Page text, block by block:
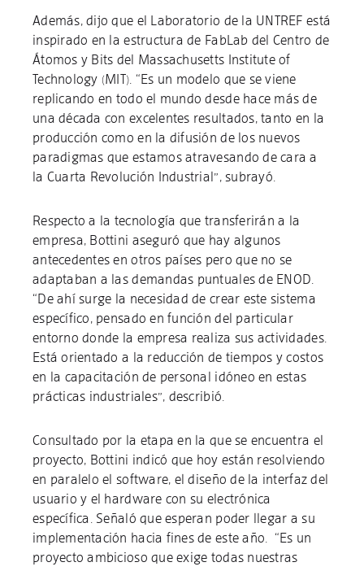
Además, dijo que el Laboratorio de la UNTREF está
inspirado en la estructura de FabLab del Centro de
Átomos y Bits del Massachusetts Institute of
Technology (MIT). “Es un modelo que se viene
replicando en todo el mundo desde hace más de
una década con excelentes resultados, tanto en la
producción como en la difusión de los nuevos
paradigmas que estamos atravesando de cara a
la Cuarta Revolución Industrial”, subrayó.
Respecto a la tecnología que transferirán a la
empresa, Bottini aseguró que hay algunos
antecedentes en otros países pero que no se
adaptaban a las demandas puntuales de ENOD.
“De ahí surge la necesidad de crear este sistema
específico, pensado en función del particular
entorno donde la empresa realiza sus actividades.
Está orientado a la reducción de tiempos y costos
en la capacitación de personal idóneo en estas
prácticas industriales”, describió.
Consultado por la etapa en la que se encuentra el
proyecto, Bottini indicó que hoy están resolviendo
en paralelo el software, el diseño de la interfaz del
usuario y el hardware con su electrónica
específica. Señaló que esperan poder llegar a su
implementación hacia fines de este año. “Es un
proyecto ambicioso que exige todas nuestras